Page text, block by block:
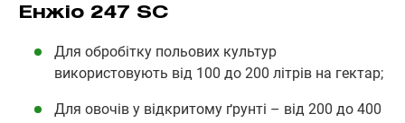
Енжіо 247 SC
Для обробітку польових культур
використовують від 100 до 200 літрів на гектар;
Для овочів у відкритому ґрунті – від 200 до 400